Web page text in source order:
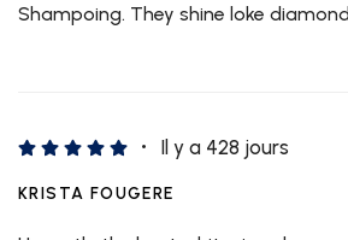
Shampoing. They shine loke
Il y a 428 jours
KRISTA FOUGERE